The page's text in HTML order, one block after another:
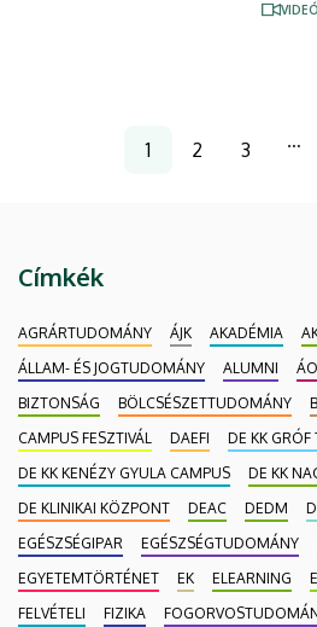
Oldalszámozás
Jelenlegi
1
Page
2
Page
3
…
Címkék
AGRÁRTUDOMÁNY ÁJK AKADÉMIA
ÁLLAM- ÉS JOGTUDOMÁNY
ALUMNI
BIZTONSÁG
BÖLCSÉSZETTUDOMÁNY
CAMPUS FESZTIVÁL
DAEFI
DE KK GRÓF
DE KK KENÉZY GYULA CAMPUS
DE KK
DE KLINIKAI KÖZPONT
DEAC DEDM
EGÉSZSÉGIPAR
EGÉSZSÉGTUDOMÁNY
EGYETEMTÖRTÉNET
EK ELEARNING
FELVÉTELI
FIZIKA